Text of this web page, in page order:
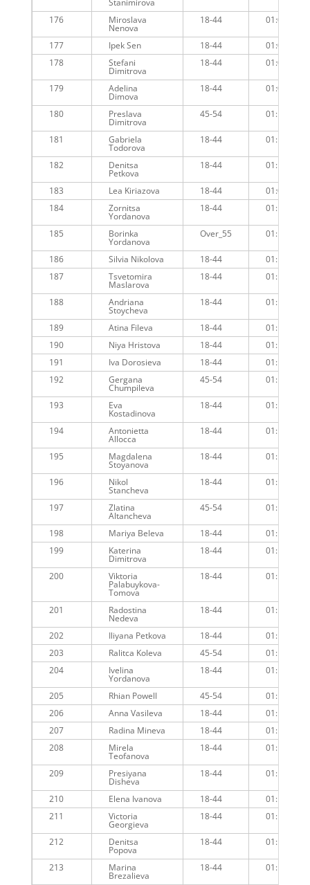
Stanimirova
176
Miroslava
Nenova
18-44 01:09:41
177 Ipek Sen 18-44
01:09:21
178
Stefani
Dimitrova
18-44 01:09:19
179 Adelina
Dimova
18-44 01:09:27
180 Preslava
Dimitrova
45-54 01:11:03
181 Gabriela
Todorova
18-44 01:10:10
182 Denitsa
Petkova
18-44 01:10:25
183 Lea Kiriazova 18-44
01:09:39
184
Zornitsa
Yordanova
18-44 01:10:49
185 Borinka
Yordanova
Over_55 01:10:48
186 Silvia Nikolova 18-44
01:10:54
187
Tsvetomira
Maslarova
18-44 01:10:52
188 Andriana
Stoycheva
18-44 01:10:53
189 Atina Fileva 18-44
01:10:34
190
Niya Hristova 18-44
01:10:38
191
Iva Dorosieva 18-44
01:10:36
192
Gergana
Chumpileva
45-54 01:10:45
193 Eva
Kostadinova
18-44 01:11:23
194 Antonietta
Allocca
18-44 01:10:06
195 Magdalena
Stoyanova
18-44 01:11:11
196 Nikol
Stancheva
18-44 01:11:13
197 Zlatina
Altancheva
45-54 01:10:32
198 Mariya Beleva 18-44
01:10:17
199
Katerina
Dimitrova
18-44 01:10:31
200 Viktoria
Palabuykova-
Tomova
18-44 01:11:43
201 Radostina
Nedeva
18-44 01:11:24
202 Iliyana Petkova 18-44
01:11:10
203
Ralitca Koleva 45-54
01:11:33
204
Ivelina
Yordanova
18-44 01:11:52
205 Rhian Powell 45-54
01:11:18
206
Anna Vasileva 18-44
01:12:01
207
Radina Mineva 18-44
01:11:30
208
Mirela
Teofanova
18-44 01:11:44
209 Presiyana
Disheva
18-44 01:11:15
210 Elena Ivanova 18-44
01:11:20
211
Victoria
Georgieva
18-44 01:12:00
212 Denitsa
Popova
18-44 01:12:05
213 Marina
Brezalieva
18-44 01:12:40